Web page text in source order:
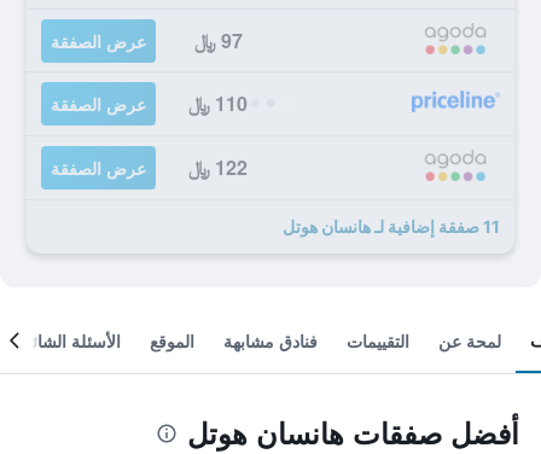
97 ﷼ عرض الصفقة
110 ﷼ عرض الصفقة
122 ﷼ عرض الصفقة
11 صفقة إضافية لـ هانسان هوتل
لمحة عن التقييمات فنادق مشابهة الموقع الأسئلة الشائعة
أفضل صفقات هانسان هوتل